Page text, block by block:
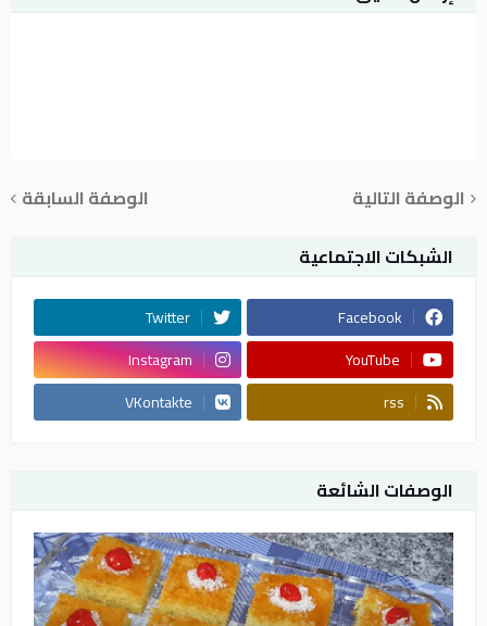
الوصفة التالية
الوصفة السابقة
الشبكات الاجتماعية
Facebook
Twitter
YouTube
Instagram
rss
VKontakte
الوصفات الشائعة